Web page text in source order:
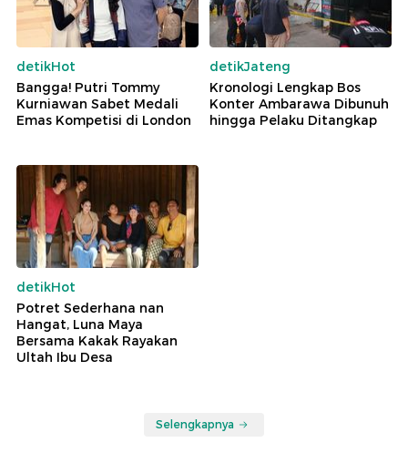
detikHot
Bangga! Putri Tommy
Kurniawan Sabet Medali
Emas Kompetisi di London
detikJateng
Kronologi Lengkap Bos
Konter Ambarawa Dibunuh
hingga Pelaku Ditangkap
detikHot
Potret Sederhana nan
Hangat, Luna Maya
Bersama Kakak Rayakan
Ultah Ibu Desa
Selengkapnya